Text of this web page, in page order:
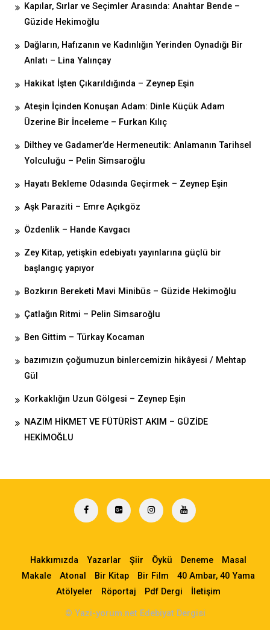
Kapılar, Sırlar ve Seçimler Arasında: Anahtar Bende –
Güzide Hekimoğlu
Dağların, Hafızanın ve Kadınlığın Yerinden Oynadığı Bir
Anlatı – Lina Yalınçay
Hakikat İşten Çıkarıldığında – Zeynep Eşin
Ateşin İçinden Konuşan Adam: Dinle Küçük Adam
Üzerine Bir İnceleme – Furkan Kılıç
Dilthey ve Gadamer’de Hermeneutik: Anlamanın Tarihsel
Yolculuğu – Pelin Simsaroğlu
Hayatı Bekleme Odasında Geçirmek – Zeynep Eşin
Aşk Paraziti – Emre Açıkgöz
Özdenlik – Hande Kavgacı
Zey Kitap, yetişkin edebiyatı yayınlarına güçlü bir
başlangıç yapıyor
Bozkırın Bereketi Mavi Minibüs – Güzide Hekimoğlu
Çatlağın Ritmi – Pelin Simsaroğlu
Ben Gittim – Türkay Kocaman
bazımızın çoğumuzun binlercemizin hikâyesi / Mehtap
Gül
Korkaklığın Uzun Gölgesi – Zeynep Eşin
NAZIM HİKMET VE FÜTÜRİST AKIM – GÜZİDE
HEKİMOĞLU
Hakkımızda Yazarlar Şiir Öykü Deneme
Masal
Makale
Atonal Bir Kitap Bir Film
40 Ambar, 40 Yama
Atölyeler
Röportaj Pdf Dergi İletişim
© Yazi-yorum.net Edebiyat Dergisi